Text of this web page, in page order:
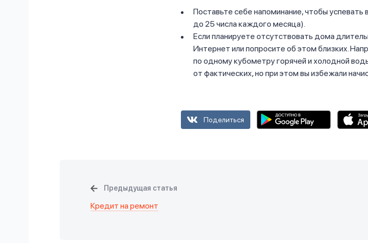
Поставьте себе напоминание, чтобы успевать
до 25 числа каждого месяца).
Если планируете отсутствовать дома
Интернет или попросите об этом близких.
по одному кубометру горячей и холодной
от фактических, но при этом вы избежали
Поделиться
Предыдущая статья
Кредит на ремонт